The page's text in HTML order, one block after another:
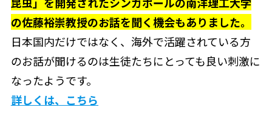
の佐藤裕崇教授のお話を聞く機会もありました。
日本国内だけではなく、海外で活躍されている方
のお話が聞けるのは生徒たちにとっても良い刺激に
なったようです。
詳しくは、こちら